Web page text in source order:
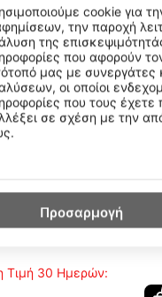
Κοντομάνικο
WHITE
Τιμή 30 Ημερών:
cookie για
την παροχή
της
που αφορούν
μας με
οι οποίοι
που τους έχετε
σε σχέση με την
Προσαρμογή